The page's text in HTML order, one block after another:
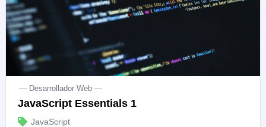
— Desarrollador Web —
JavaScript Essentials 1
JavaScript